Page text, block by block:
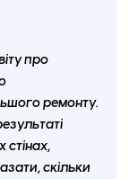
про
ремонту.
стінах,
скільки